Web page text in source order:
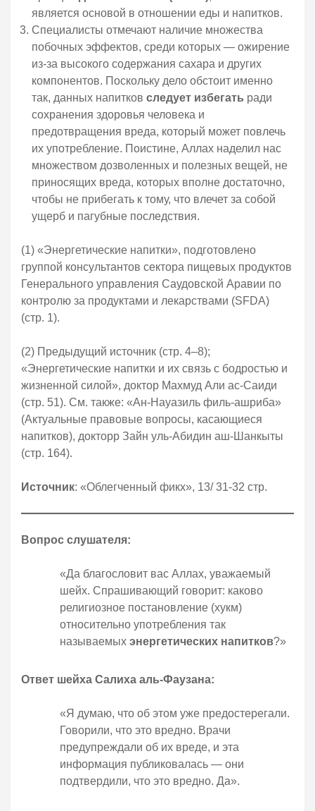
является основой в отношении еды и напитков.
Специалисты отмечают наличие множества
побочных эффектов, среди которых — ожирение
из-за высокого содержания сахара и других
компонентов. Поскольку дело обстоит именно
так, данных напитков следует избегать ради
сохранения здоровья человека и
предотвращения вреда, который может повлечь
их употребление. Поистине, Аллах наделил нас
множеством дозволенных и полезных вещей, не
приносящих вреда, которых вполне достаточно,
чтобы не прибегать к тому, что влечет за собой
ущерб и пагубные последствия.
(1) «Энергетические напитки», подготовлено
группой консультантов сектора пищевых продуктов
Генерального управления Саудовской Аравии по
контролю за продуктами и лекарствами (SFDA)
(стр. 1).
(2) Предыдущий источник (стр. 4–8);
«Энергетические напитки и их связь с бодростью и
жизненной силой», доктор Махмуд Али ас-Саиди
(стр. 51). См. также: «Ан-Науазиль филь-ашриба»
(Актуальные правовые вопросы, касающиеся
напитков), докторр Зайн уль-Абидин аш-Шанкыты
(стр. 164).
Источник: «Облегченный фикх», 13/ 31-32 стр.
Вопрос слушателя:
«Да благословит вас Аллах, уважаемый
шейх. Спрашивающий говорит: каково
религиозное постановление (хукм)
относительно употребления так
называемых энергетических напитков?»
Ответ шейха Салиха аль-Фаузана:
«Я думаю, что об этом уже предостерегали.
Говорили, что это вредно. Врачи
предупреждали об их вреде, и эта
информация публиковалась — они
подтвердили, что это вредно. Да».